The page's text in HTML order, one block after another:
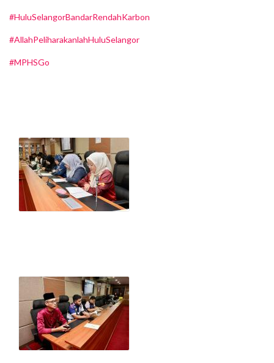
#HuluSelangorBandarRendahKarbon
#AllahPeliharakanlahHuluSelangor
#MPHSGo